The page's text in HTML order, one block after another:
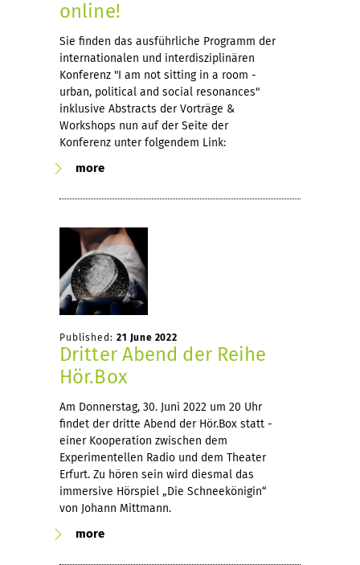
online!
Sie finden das ausführliche Programm der
internationalen und interdisziplinären
Konferenz "I am not sitting in a room -
urban, political and social resonances"
inklusive Abstracts der Vorträge &
Workshops nun auf der Seite der
Konferenz unter folgendem Link:
more
Published: 21 June 2022
Dritter Abend der Reihe
Hör.Box
Am Donnerstag, 30. Juni 2022 um 20 Uhr
findet der dritte Abend der Hör.Box statt -
einer Kooperation zwischen dem
Experimentellen Radio und dem Theater
Erfurt. Zu hören sein wird diesmal das
immersive Hörspiel „Die Schneekönigin“
von Johann Mittmann.
more